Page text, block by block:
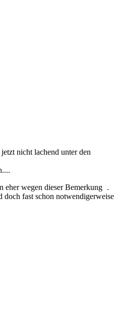
nicht lachend unter den
eher wegen dieser Bemerkung .
fast schon notwendigerweise